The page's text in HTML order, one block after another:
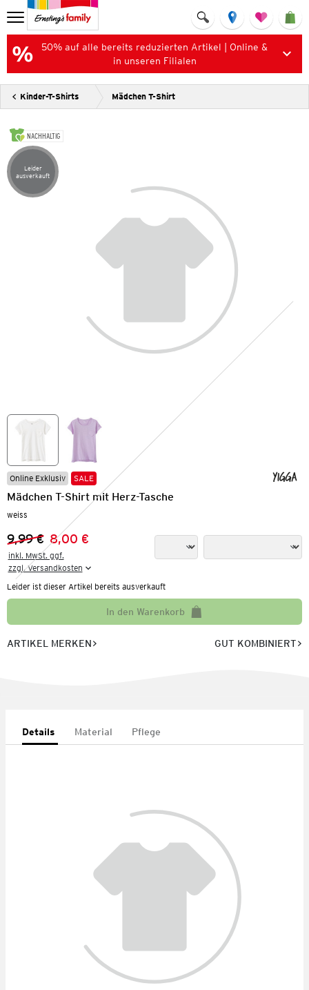
50% auf alle bereits reduzierten Artikel | Online &
in unseren Filialen
Kinder-T-Shirts Mädchen T-Shirt
NACHHALTIG
Artikel leider ausverkauft
Leider
ausverkauft
Online Exklusiv SALE
Mädchen T-Shirt mit Herz-Tasche
weiss
Vorheriger Preis:
9,99 €
Neuer Preis:
8,00 €
inkl. MwSt. ggf.
zzgl. Versandkosten
Leider ist dieser Artikel bereits ausverkauft
In den Warenkorb
ARTIKEL MERKEN GUT KOMBINIERT
Details Material Pflege